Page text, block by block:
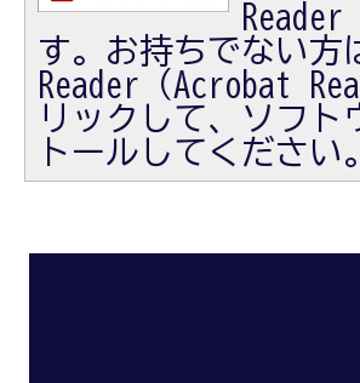
す。お持ちでない方
Reader（Acrobat
リックして、ソフト
トールしてください。